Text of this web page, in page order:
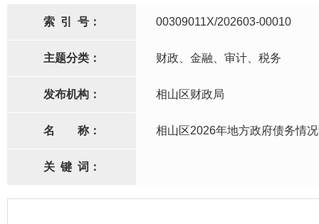
索 引 号： 00309011X/202603-00010
主题分类： 财政、金融、审计、税务
发布机构： 相山区财政局
名 称： 相山区2026年地方政府债务情
关 键 词：